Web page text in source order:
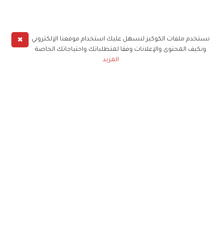
✖
نستخدم ملفات الكوكيز لنسهل عليك استخدام موقعنا الإلكتروني
ونكيف المحتوى والإعلانات وفقا لمتطلباتك واحتياجاتك الخاصة
المزيد